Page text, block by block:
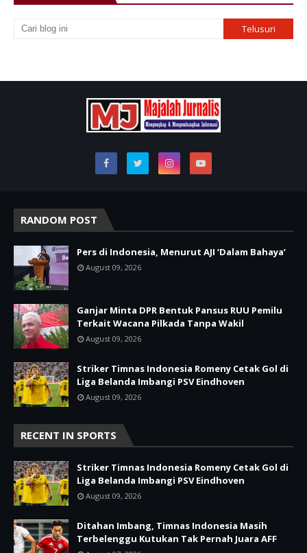
RANDOM POST
Pers di Indonesia, Menurut AJI ‘Dalam Bahaya’
August 09, 2026
Ganjar Minta DPR Bentuk Pansus RUU Pemilu
Terkait Wacana Pilkada Tanpa Wakil
August 09, 2026
Striker Timnas Indonesia Romeny Cetak Gol di
Liga Belanda Imbangi PSV Eindhoven
August 09, 2026
RECENT IN SPORTS
Striker Timnas Indonesia Romeny Cetak Gol di
Liga Belanda Imbangi PSV Eindhoven
August 09, 2026
Ditahan Imbang, Timnas Indonesia Masih
Terbelenggu Kutukan Tak Pernah Juara AFF